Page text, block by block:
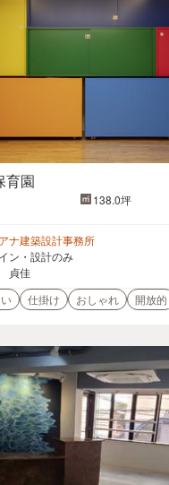
育園
138.0坪
ナ建築設計事務所
ン・設計のみ
貞佳
仕掛け おしゃれ 開放的